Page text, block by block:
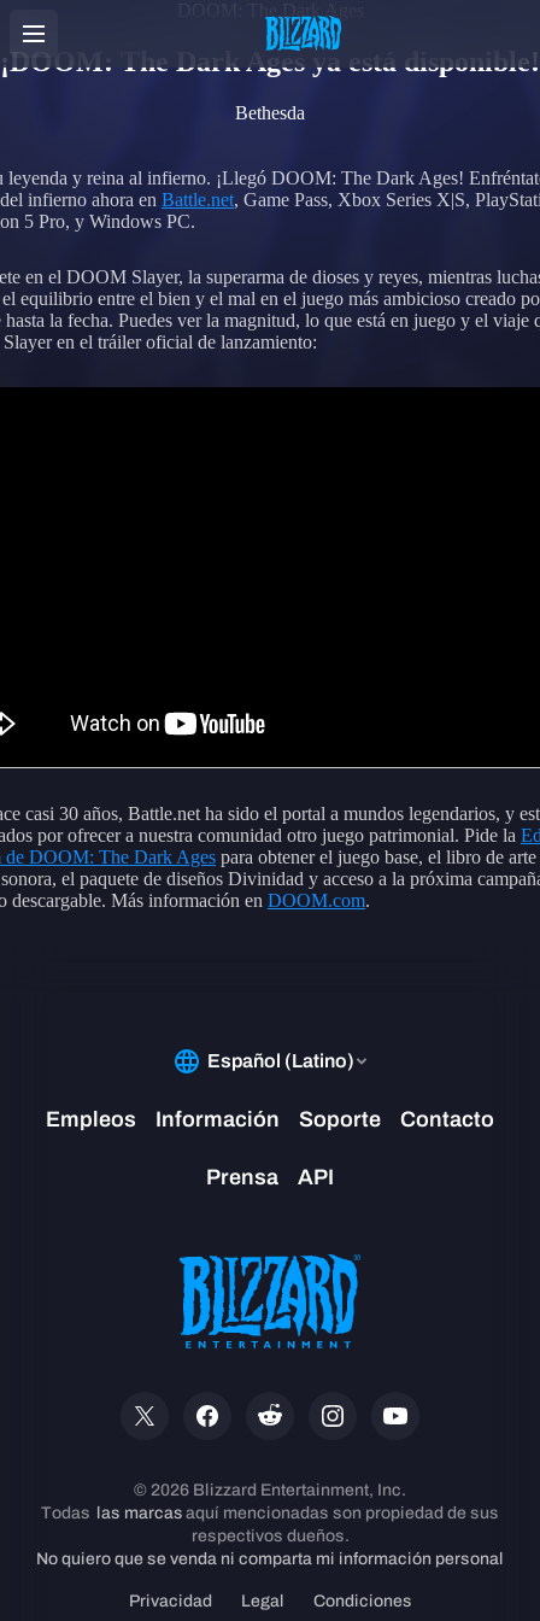
¡DOOM: The Dark Ages ya está disponible!
Bethesda
leyenda y reina al infierno. ¡Llegó DOOM: The Dark Ages!
infierno ahora en Battle.net, Game Pass, Xbox Series X|S,
5 Pro, y Windows PC.
en el DOOM Slayer, la superarma de dioses y reyes, mientras
el equilibrio entre el bien y el mal en el juego más ambicioso creado
la fecha. Puedes ver la magnitud, lo que está en juego y el viaje
Slayer en el tráiler oficial de lanzamiento:
casi 30 años, Battle.net ha sido el portal a mundos legendarios, y
por ofrecer a nuestra comunidad otro juego patrimonial. Pide la
de DOOM: The Dark Ages para obtener el juego base, el libro de
el paquete de diseños Divinidad y acceso a la próxima
descargable. Más información en DOOM.com.